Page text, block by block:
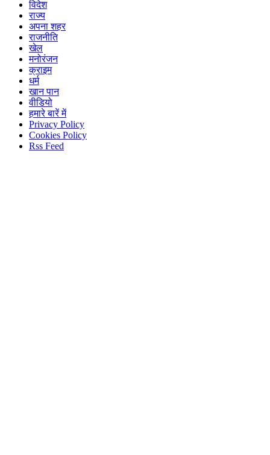
विदेश
राज्य
अपना शहर
राजनीति
खेल
मनोरंजन
क्राइम
धर्म
खान पान
वीडियो
हमारे बारें में
Privacy Policy
Cookies Policy
Rss Feed